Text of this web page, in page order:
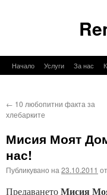
КъмНачало Услуги За нас
← 10 любопитни факта за
хлебарките
Мисия Моят
нас!
Публикувано на 23.10.2011 от
ПредаванетоМисия